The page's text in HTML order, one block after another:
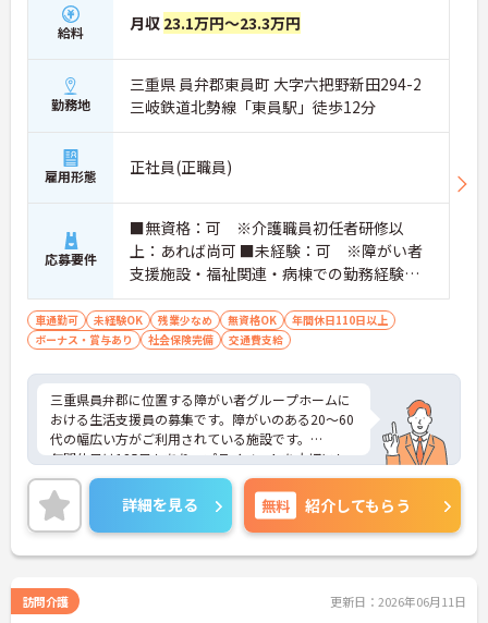
給料 月収 23.1万円～23.3万円
勤務地
三重県 員弁郡東員町 大字六把野新田294-2
三岐鉄道北勢線「東員駅」徒歩12分
雇用形態 正社員(正職員)
応募要件
■無資格：可 ※介護職員初任者研修以
上：あれば尚可 ■未経験：可 ※障がい者
支援施設・福祉関連・病棟での勤務経験が
あれば尚可
車通勤可 未経験OK 残業少なめ 無資格OK
年間休日110日以上
ボーナス・賞与あり
社会保険完備 交通費支給
三重県員弁郡に位置する障がい者グループホームに
おける生活支援員の募集です。障がいのある20～60
代の幅広い方がご利用されている施設です。
年間休日は125日もあり、プライベートを大切にし
ながらご勤務いただけます。また、福利厚生が充実
しています。働きやすい環境が整っており、安心し
て長くご勤務いただけます。
ご興味のある方には、面接対策ポイントなど、さら
に詳細をご案内しますのでお気軽にご相談くださ
詳細を見る 無料 紹介してもらう
訪問介護 更新日：2026年06月11日